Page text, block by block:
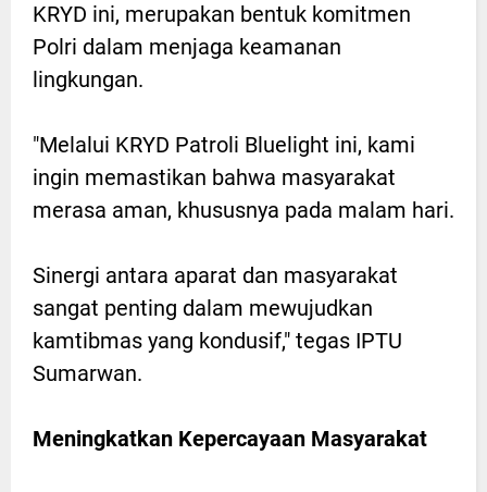
KRYD ini, merupakan bentuk komitmen
Polri dalam menjaga keamanan
lingkungan.
"Melalui KRYD Patroli Bluelight ini, kami
ingin memastikan bahwa masyarakat
merasa aman, khususnya pada malam hari.
Sinergi antara aparat dan masyarakat
sangat penting dalam mewujudkan
kamtibmas yang kondusif," tegas IPTU
Sumarwan.
Meningkatkan Kepercayaan Masyarakat